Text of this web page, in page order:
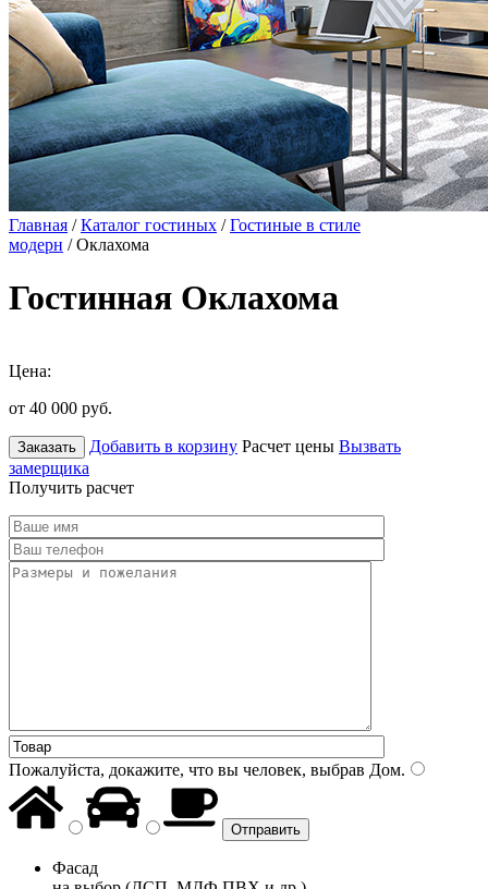
Главная /Каталог гостиных /Гостиные в стиле
модерн / Оклахома
Гостинная Оклахома
Цена:
от 40 000 руб.
Заказать Добавить в корзину Расчет цены Вызвать
замерщика
Получить расчет
Пожалуйста, докажите, что вы человек, выбрав Дом.
Фасад